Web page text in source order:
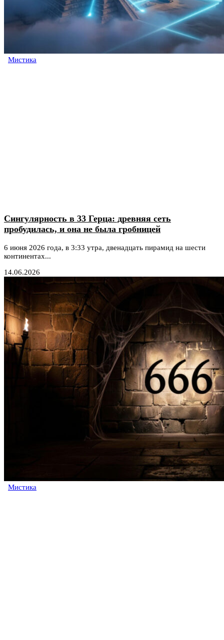
Мистика
Сингулярность в 33 Герца: древняя сеть
пробудилась, и она не была гробницей
6 июня 2026 года, в 3:33 утра, двенадцать пирамид на шести
континентах...
14.06.2026
Мистика